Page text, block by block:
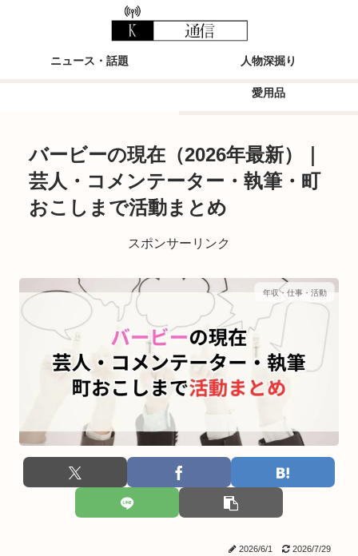
ニュース・話題 人物深掘り
愛用品
バービーの現在（2026年最新）｜
芸人・コメンテーター・執筆・町
おこしまで活動まとめ
スポンサーリンク
年収・仕事・活動
2026/6/1 2026/7/29